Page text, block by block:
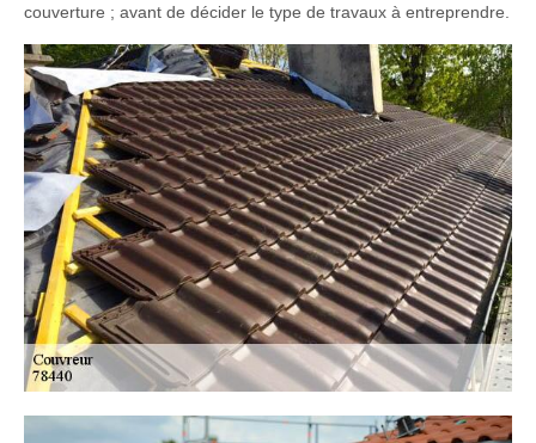
couverture ; avant de décider le type de travaux à entreprendre.